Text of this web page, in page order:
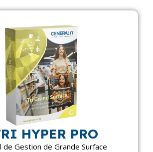
HYPER PRO
de Gestion de Grande Surface